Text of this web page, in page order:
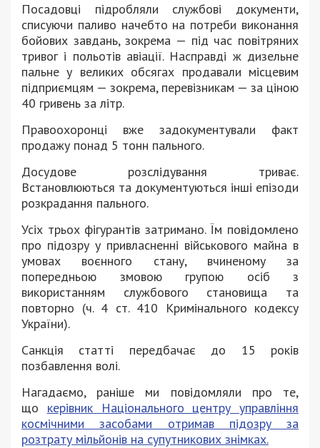
Посадовці підробляли службові документи,
списуючи паливо начебто на потреби виконання
бойових завдань, зокрема — під час повітряних
тривог і польотів авіації. Насправді ж дизельне
пальне у великих обсягах продавали місцевим
підприємцям — зокрема, перевізникам — за ціною
40 гривень за літр.
Правоохоронці вже задокументували факт
продажу понад 5 тонн пального.
Досудове розслідування триває.
Встановлюються та документуються інші епізоди
розкрадання пального.
Усіх трьох фігурантів затримано. Їм повідомлено
про підозру у привласненні військового майна в
умовах воєнного стану, вчиненому за
попередньою змовою групою осіб з
використанням службового становища та
повторно (ч. 4 ст. 410 Кримінального кодексу
України).
Санкція статті передбачає до 15 років
позбавлення волі.
Нагадаємо, раніше ми повідомляли про те,
що керівник Національного центру управління
космічними засобами отримав підозру за
розтрату мільйонів на супутникових знімках.